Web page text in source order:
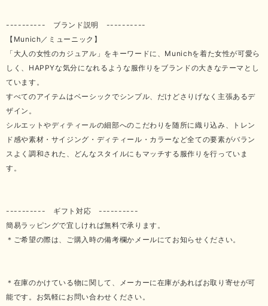
---------- ブランド説明 ----------
【Munich／ミューニック】
「大人の女性のカジュアル」をキーワードに、Munichを着た女性が可愛ら
しく、HAPPYな気分になれるような服作りをブランドの大きなテーマとし
ています。
すべてのアイテムはベーシックでシンプル、だけどさりげなく主張あるデ
ザイン。
シルエットやディティールの細部へのこだわりを随所に織り込み、トレン
ド感や素材・サイジング・ディティール・カラーなど全ての要素がバラン
スよく調和された、どんなスタイルにもマッチする服作りを行っていま
す。
---------- ギフト対応 ----------
簡易ラッピングで宜しければ無料で承ります。
＊ご希望の際は、ご購入時の備考欄かメールにてお知らせください。
＊在庫のかけている物に関して、メーカーに在庫があればお取り寄せが可
能です。お気軽にお問い合わせください。